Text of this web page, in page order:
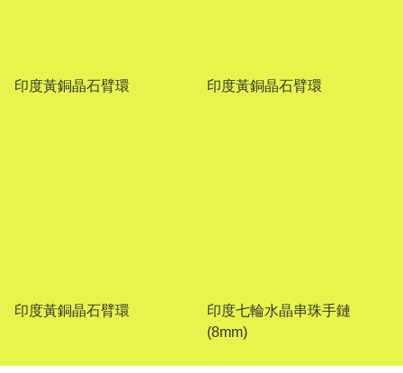
印度黃銅晶石臂環 印度黃銅晶石臂環
印度黃銅晶石臂環
印度七輪水晶串珠手鏈
(8mm)